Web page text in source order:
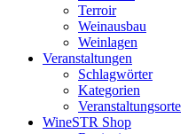
Terroir
Weinausbau
Weinlagen
Veranstaltungen
Schlagwörter
Kategorien
Veranstaltungsorte
WineSTR Shop